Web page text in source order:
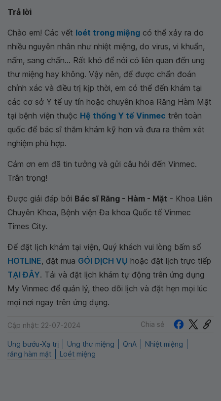
Trả lời
Chào em! Các vết loét trong miệng có thể xảy ra do
nhiều nguyên nhân như nhiệt miệng, do virus, vi khuẩn,
nấm, sang chấn... Rất khó để nói có liên quan đến ung
thư miệng hay không. Vậy nên, để được chẩn đoán
chính xác và điều trị kịp thời, em có thể đến khám tại
các cơ sở Y tế uy tín hoặc chuyên khoa Răng Hàm Mặt
tại bệnh viện thuộc Hệ thống Y tế Vinmec trên toàn
quốc để bác sĩ thăm khám kỹ hơn và đưa ra thêm xét
nghiệm phù hợp.
Cảm ơn em đã tin tưởng và gửi câu hỏi đến Vinmec.
Trân trọng!
Được giải đáp bởi Bác sĩ Răng - Hàm - Mặt - Khoa Liên
Chuyên Khoa, Bệnh viện Đa khoa Quốc tế Vinmec
Times City.
Để đặt lịch khám tại viện, Quý khách vui lòng bấm số
HOTLINE, đặt mua GÓI DỊCH VỤ hoặc đặt lịch trực tiếp
TẠI ĐÂY. Tải và đặt lịch khám tự động trên ứng dụng
My Vinmec để quản lý, theo dõi lịch và đặt hẹn mọi lúc
mọi nơi ngay trên ứng dụng.
Cập nhật: 22-07-2024 Chia sẻ
Ung bướu-Xạ trị Ung thư miệng QnA
Nhiệt miệng
răng hàm mặt
Loét miệng